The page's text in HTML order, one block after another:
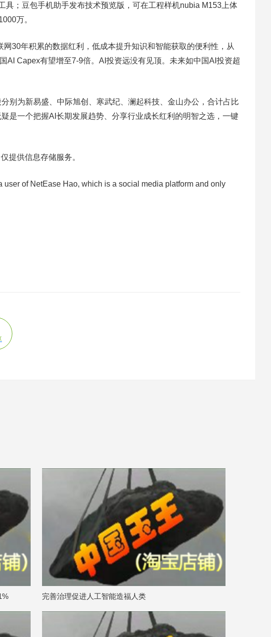
具；豆包手机助手发布技术预览版，可在工程样机nubia M153上体
万。
30年积累的数据红利，低成本提升知识和智能获取的便利性，从
Capex有望增至7-9倍。AI投资远没有见顶。未来如中国AI投资超
别为新易盛、中际旭创、寒武纪、澜起科技、金山办公，合计占比
是一个把握AI长期发展趋势、分享行业成长红利的明智之选，一键
提供信息存储服务。
of NetEase Hao, which is a social media platform and only
完善治理促进人工智能造福人类